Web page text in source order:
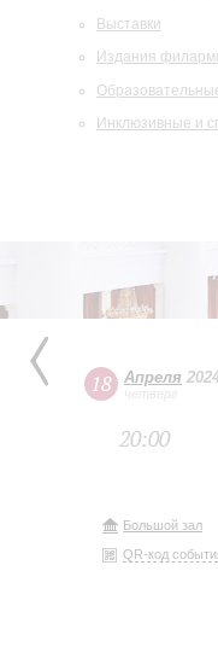
Выставки
Издания
Инклюзивные и
18 Апреля
четверг
20:00
Большой зал
QR-код